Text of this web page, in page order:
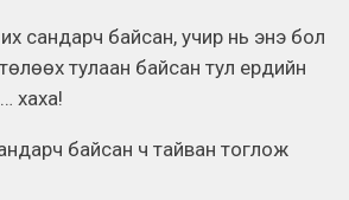
сандарч байсан, учир нь энэ бол
тулаан байсан тул ердийн
хаха!
байсан ч тайван тоглож